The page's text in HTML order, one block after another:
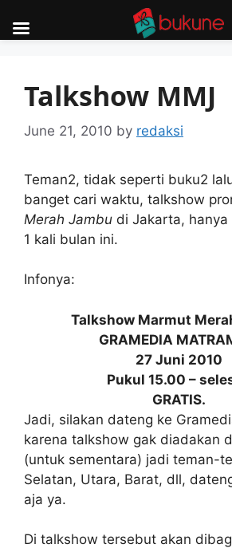
contentTalkshow MMJ
June 21, 2010 by redaksi
Teman2, tidak seperti buku2
banget cari waktu, talkshow
Merah Jambu di Jakarta,
1 kali bulan ini.
Infonya:
Talkshow Marmut
GRAMEDIA
27 Juni 2010
Pukul 15.00 –
GRATIS.
Jadi, silakan dateng ke
karena talkshow gak diadakan
(untuk sementara) jadi teman-
Selatan, Utara, Barat, dll,
aja ya.
Di talkshow tersebut akan